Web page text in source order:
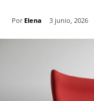
Por Elena 3 junio, 2026